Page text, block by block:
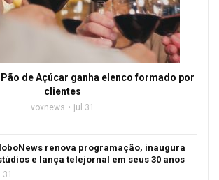
de Açúcar ganha elenco formado por
clientes
voxnews jul 31
renova programação, inaugura
e lança telejornal em seus 30 anos
31